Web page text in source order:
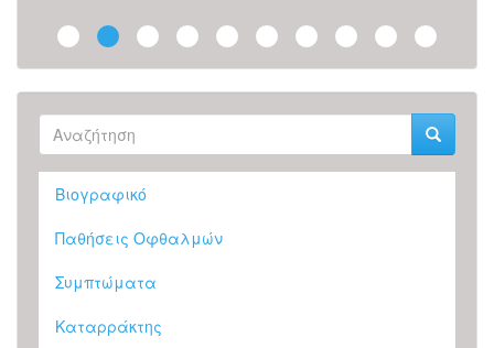
Φόρμα
αναζήτησης
Αναζήτηση
Βιογραφικό
Παθήσεις Οφθαλμών
Συμπτώματα
Καταρράκτης